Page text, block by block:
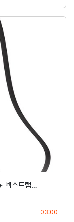
넥스트랩…
03:00